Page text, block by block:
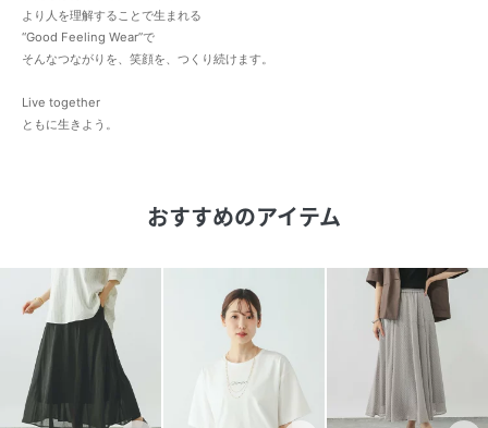
より人を理解することで生まれる
“Good Feeling Wear”で
そんなつながりを、笑顔を、つくり続けます。
Live together
ともに生きよう。
おすすめのアイテム